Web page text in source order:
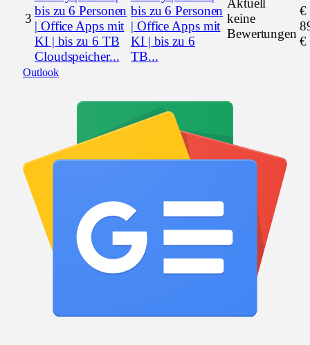
3
bis zu 6 Personen
| Office Apps mit
KI | bis zu 6
TB...
Aktuell
keine
Bewertungen
€
€
Outlook